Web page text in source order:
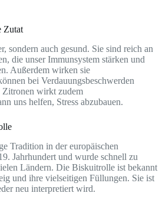
Zutat
sondern auch gesund. Sie sind reich an
die unser Immunsystem stärken und
Außerdem wirken sie
bei Verdauungsbeschwerden
wirkt zudem
uns helfen, Stress abzubauen.
Tradition in der europäischen
Jahrhundert und wurde schnell zu
Ländern. Die Biskuitrolle ist bekannt
und ihre vielseitigen Füllungen. Sie ist
neu interpretiert wird.